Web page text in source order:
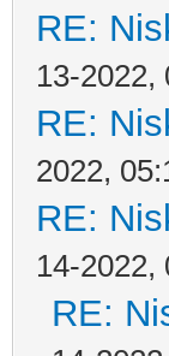
RE:
13-2022,
RE:
2022,
RE:
14-2022,
RE: